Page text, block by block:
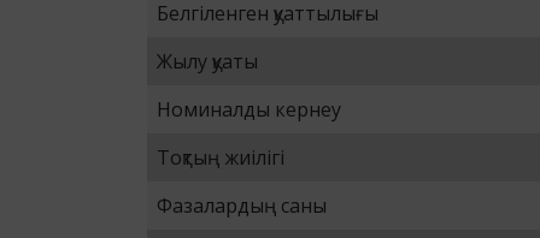
Белгіленген қуаттылығы
Жылу қуаты
Номиналды кернеу
Тоқтың жиілігі
Фазалардың саны